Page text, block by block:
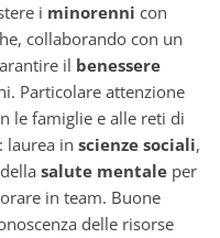
i minorenni con
collaborando con un
il benessere
Particolare attenzione
le famiglie e alle reti di
laurea in scienze sociali,
salute mentaleper
in team. Buone
delle risorse